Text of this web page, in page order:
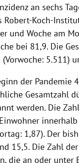
an sechs
Robert-Koch-
und Woche am
bei 81,9. Die
5.511)
der
Gesamtzahl
werden. Die
1,87). Der
15,5. Die Zahl
die an oder